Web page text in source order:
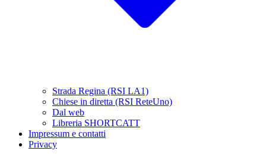
Strada Regina (RSI LA1)
Chiese in diretta (RSI ReteUno)
Dal web
Libreria SHORTCATT
Impressum e contatti
Privacy